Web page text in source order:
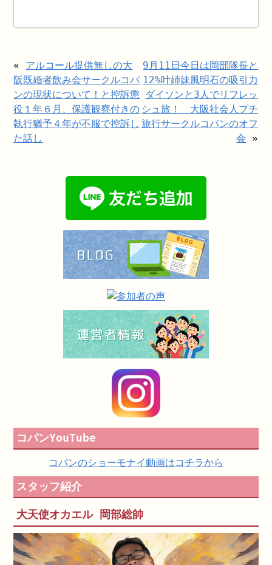
« アルコール提供無しの大
阪既婚者飲み会サークルコパ
ンの現状について！と控訴懲
役１年６月、保護観察付きの
執行猶予４年が不服で控訴し
た話し
9月11日今日は岡部隊長と
12%叶姉妹風明石の吸引力
ダイソンと3人でリフレッ
シュ旅！ 大阪社会人プチ
旅行サークルコパンのオフ
会 »
コパンYouTube
コパンのショーモナイ動画はコチラから
スタッフ紹介
大天使オカエル 岡部総帥